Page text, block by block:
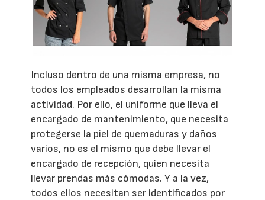
Incluso dentro de una misma empresa, no
todos los empleados desarrollan la misma
actividad. Por ello, el uniforme que lleva el
encargado de mantenimiento, que necesita
protegerse la piel de quemaduras y daños
varios, no es el mismo que debe llevar el
encargado de recepción, quien necesita
llevar prendas más cómodas. Y a la vez,
todos ellos necesitan ser identificados por